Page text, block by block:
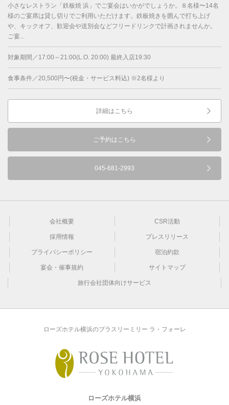
小さなレストラン「鉄板焼 浜」でご宴会はいかがでしょうか。８名様〜14名
様のご宴席は貸し切りでご利用いただけます。鉄板焼きを囲んで打ち上げ
や、キックオフ、歓迎会や送別会などフリードリンクで計画されませんか。
ご宴...
対象期間／17:00～21:00(L.O. 20:00) 最終入店19:30
食事条件／20,500円〜(税金・サービス料込) ※2名様より
詳細はこちら
ご予約はこちら
045-681-2993
会社概要 CSR活動
採用情報 プレスリリース
プライバシーポリシー 宿泊約款
宴会・催事規約 サイトマップ
旅行会社団体向けサービス
ローズホテル横浜のブラスリーミリー ラ・フォーレ
ローズホテル横浜